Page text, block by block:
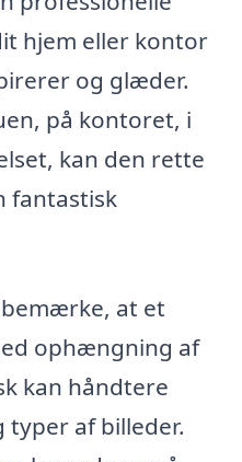
hjem eller kontor
og glæder.
på kontoret, i
kan den rette
fantastisk
at et
ophængning af
kan håndtere
af billeder.